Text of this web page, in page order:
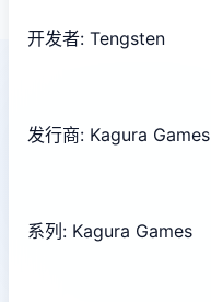
开发者: Tengsten
发行商: Kagura Games
系列: Kagura Games